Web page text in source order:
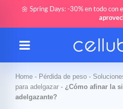
🌼 Spring Days: -30% en todo con
Home - Pérdida de peso -
para adelgazar - ¿Cómo afinar la
adelgazante?